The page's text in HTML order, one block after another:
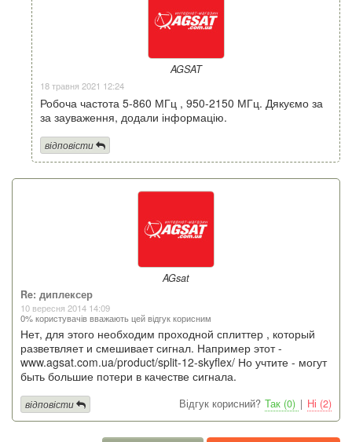
AGSAT
18 травня 2021 12:24
Робоча частота 5-860 МГц , 950-2150 МГц. Дякуємо за
за зауваження, додали інформацію.
відповісти
AGsat
Re: диплексер
10 вересня 2014 14:09
0% користувачів вважають цей відгук корисним
Нет, для этого необходим проходной сплиттер , который
разветвляет и смешивает сигнал. Например этот -
www.agsat.com.ua/product/split-12-skyflex/ Но учтите - могут
быть большие потери в качестве сигнала.
Відгук корисний? Так (0) | Ні (2)
відповісти